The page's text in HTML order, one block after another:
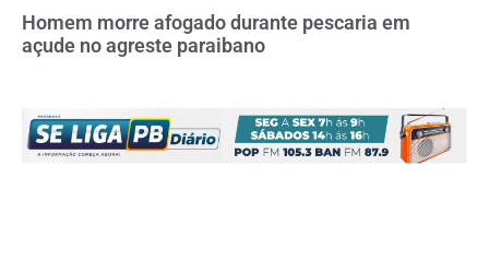
Homem morre afogado durante pescaria em
açude no agreste paraibano